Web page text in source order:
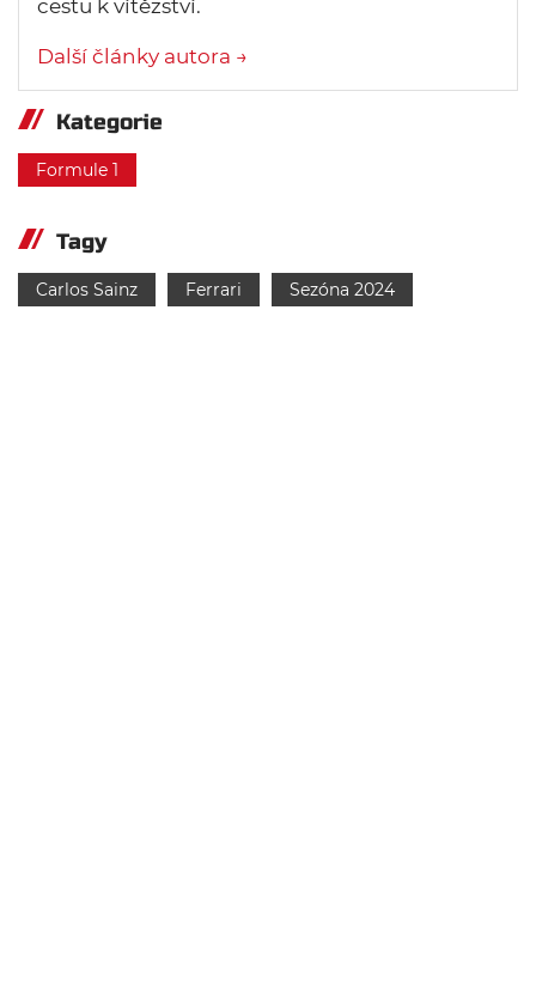
cestu k vítězství.
Další články autora →
Kategorie
Formule 1
Tagy
Carlos Sainz Ferrari Sezóna 2024